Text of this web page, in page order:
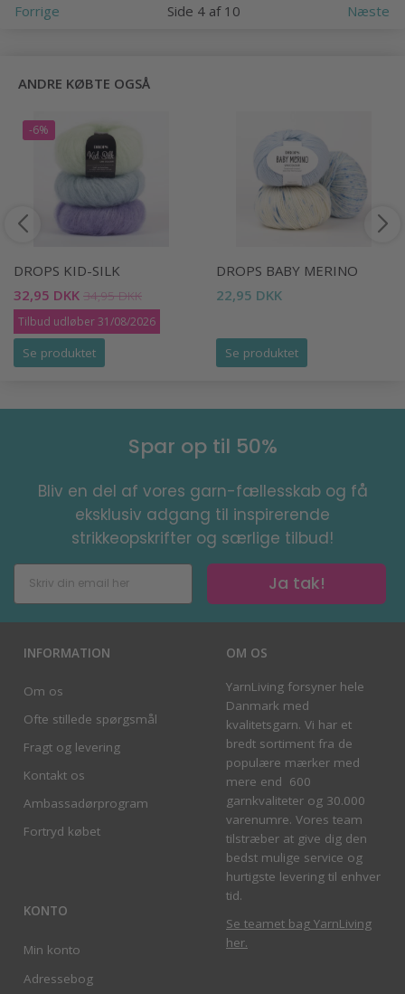
Forrige Side 4 af 10 Næste
ANDRE KØBTE OGSÅ
-6%
DROPS KID-SILK
32,95 DKK 34,95 DKK
Tilbud udløber 31/08/2026
Se produktet
DROPS BABY MERINO
22,95 DKK
Se produktet
Spar op til 50%
Bliv en del af vores garn-fællesskab og få
eksklusiv adgang til inspirerende
strikkeopskrifter og særlige tilbud!
Ja tak!
INFORMATION
Om os
Ofte stillede spørgsmål
Fragt og levering
Kontakt os
Ambassadørprogram
Fortryd købet
KONTO
Min konto
Adressebog
OM OS
YarnLiving forsyner hele
Danmark med
kvalitetsgarn. Vi har et
bredt sortiment fra de
populære mærker med
mere end 600
garnkvaliteter og 30.000
varenumre. Vores team
tilstræber at give dig den
bedst mulige service og
hurtigste levering til enhver
tid.
Se teamet bag YarnLiving
her.